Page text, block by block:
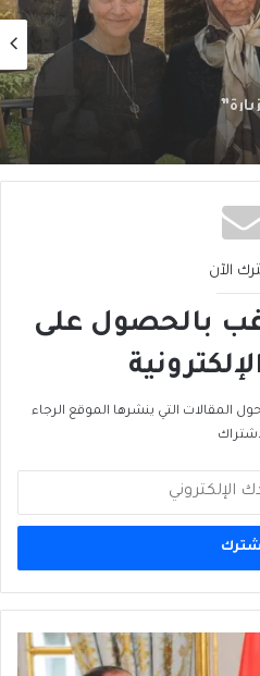
الآن
بالحصول على
المقالات التي ينشرها الموقع الرجاء